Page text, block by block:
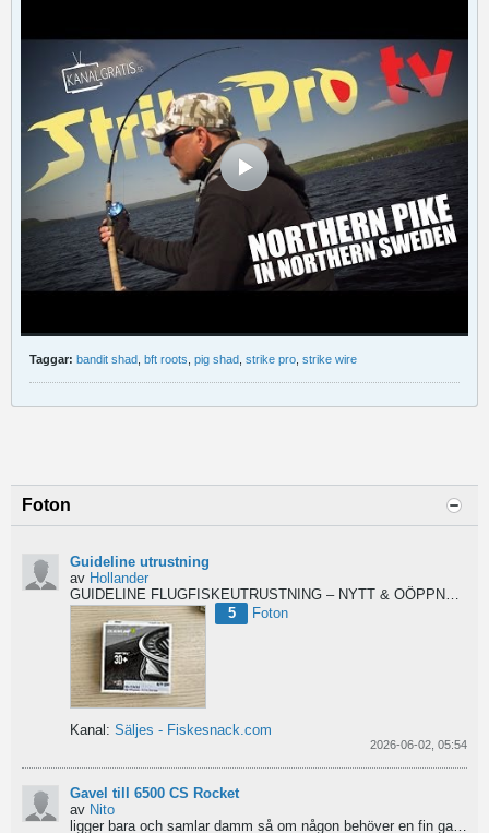
Taggar: bandit shad bft roots pig shad strike pro strike wire
Foton
Guideline utrustning
av Hollander
GUIDELINE FLUGFISKEUTRUSTNING – NYTT & OÖPPNAT
5
Foton
Kanal: Säljes - Fiskesnack.com
2026-06-02, 05:54
Gavel till 6500 CS Rocket
av Nito